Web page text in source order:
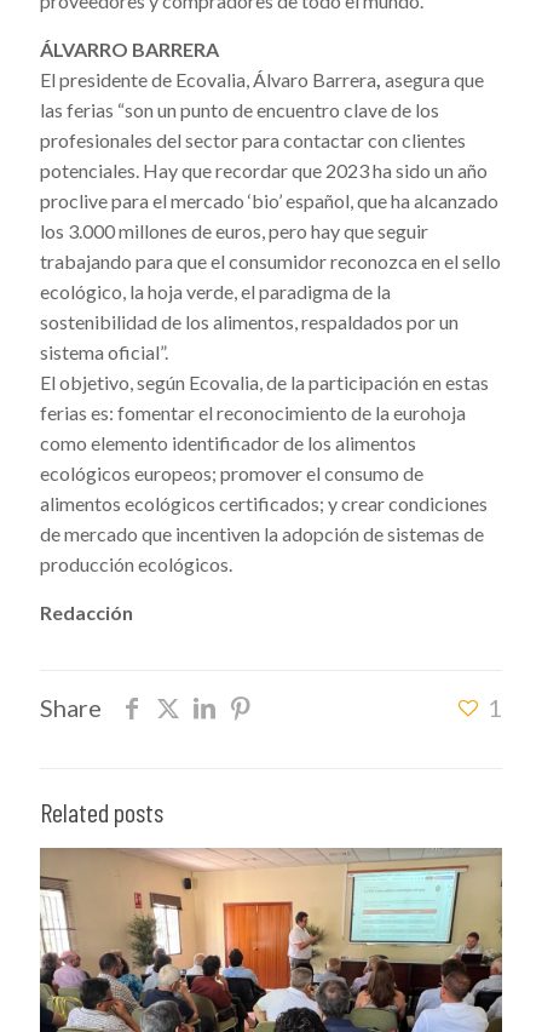
ÁLVARRO BARRERA
El presidente de Ecovalia, Álvaro Barrera, asegura que
las ferias “son un punto de encuentro clave de los
profesionales del sector para contactar con clientes
potenciales. Hay que recordar que 2023 ha sido un año
proclive para el mercado ‘bio’ español, que ha alcanzado
los 3.000 millones de euros, pero hay que seguir
trabajando para que el consumidor reconozca en el sello
ecológico, la hoja verde, el paradigma de la
sostenibilidad de los alimentos, respaldados por un
sistema oficial”.
El objetivo, según Ecovalia, de la participación en estas
ferias es: fomentar el reconocimiento de la eurohoja
como elemento identificador de los alimentos
ecológicos europeos; promover el consumo de
alimentos ecológicos certificados; y crear condiciones
de mercado que incentiven la adopción de sistemas de
producción ecológicos.
Redacción
Share 1
Related posts